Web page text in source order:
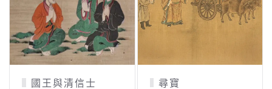
國王與清信士 尋寶